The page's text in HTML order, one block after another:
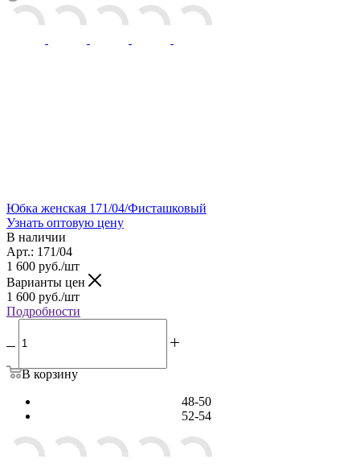
Юбка женская 171/04/Фисташковый
Узнать оптовую цену
В наличии
Арт.: 171/04
1 600 руб./шт
Варианты цен
1 600 руб./шт
Подробности
В корзину
48-50
52-54